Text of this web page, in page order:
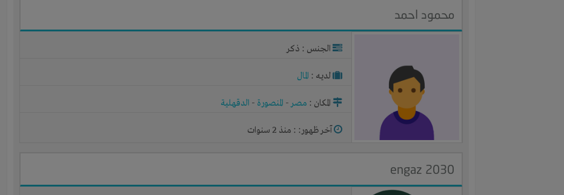
محمود احمد
الجنس : ذكر
لديـه : المال
المكان : مصر- المنصورة - الدقهلية
آخر ظهور: : منذ 2 سنوات
engaz 2030